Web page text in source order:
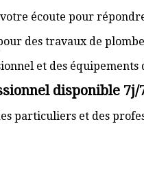
écoute pour
des travaux de
et des équipements
disponible 7j/
particuliers et des